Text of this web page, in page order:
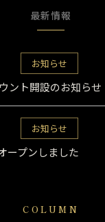
最新情報
お知らせ
ント開設のお知らせ
お知らせ
ープンしました
COLUMN